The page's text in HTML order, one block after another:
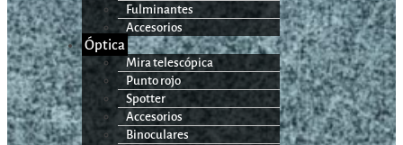
Fulminantes
Accesorios
Óptica
Mira telescópica
Punto rojo
Spotter
Accesorios
Binoculares